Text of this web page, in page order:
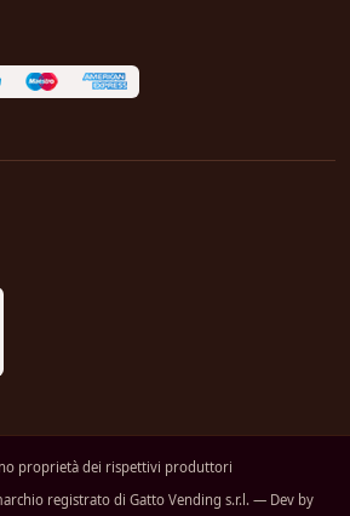
proprietà dei rispettivi produttori
registrato di Gatto Vending s.r.l. — Dev by